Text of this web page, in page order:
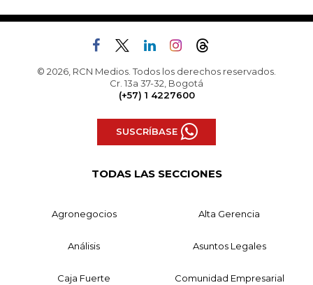
© 2026, RCN Medios. Todos los derechos reservados.
Cr. 13a 37-32, Bogotá
(+57) 1 4227600
SUSCRÍBASE
TODAS LAS SECCIONES
Agronegocios Alta Gerencia
Análisis Asuntos Legales
Caja Fuerte Comunidad Empresarial